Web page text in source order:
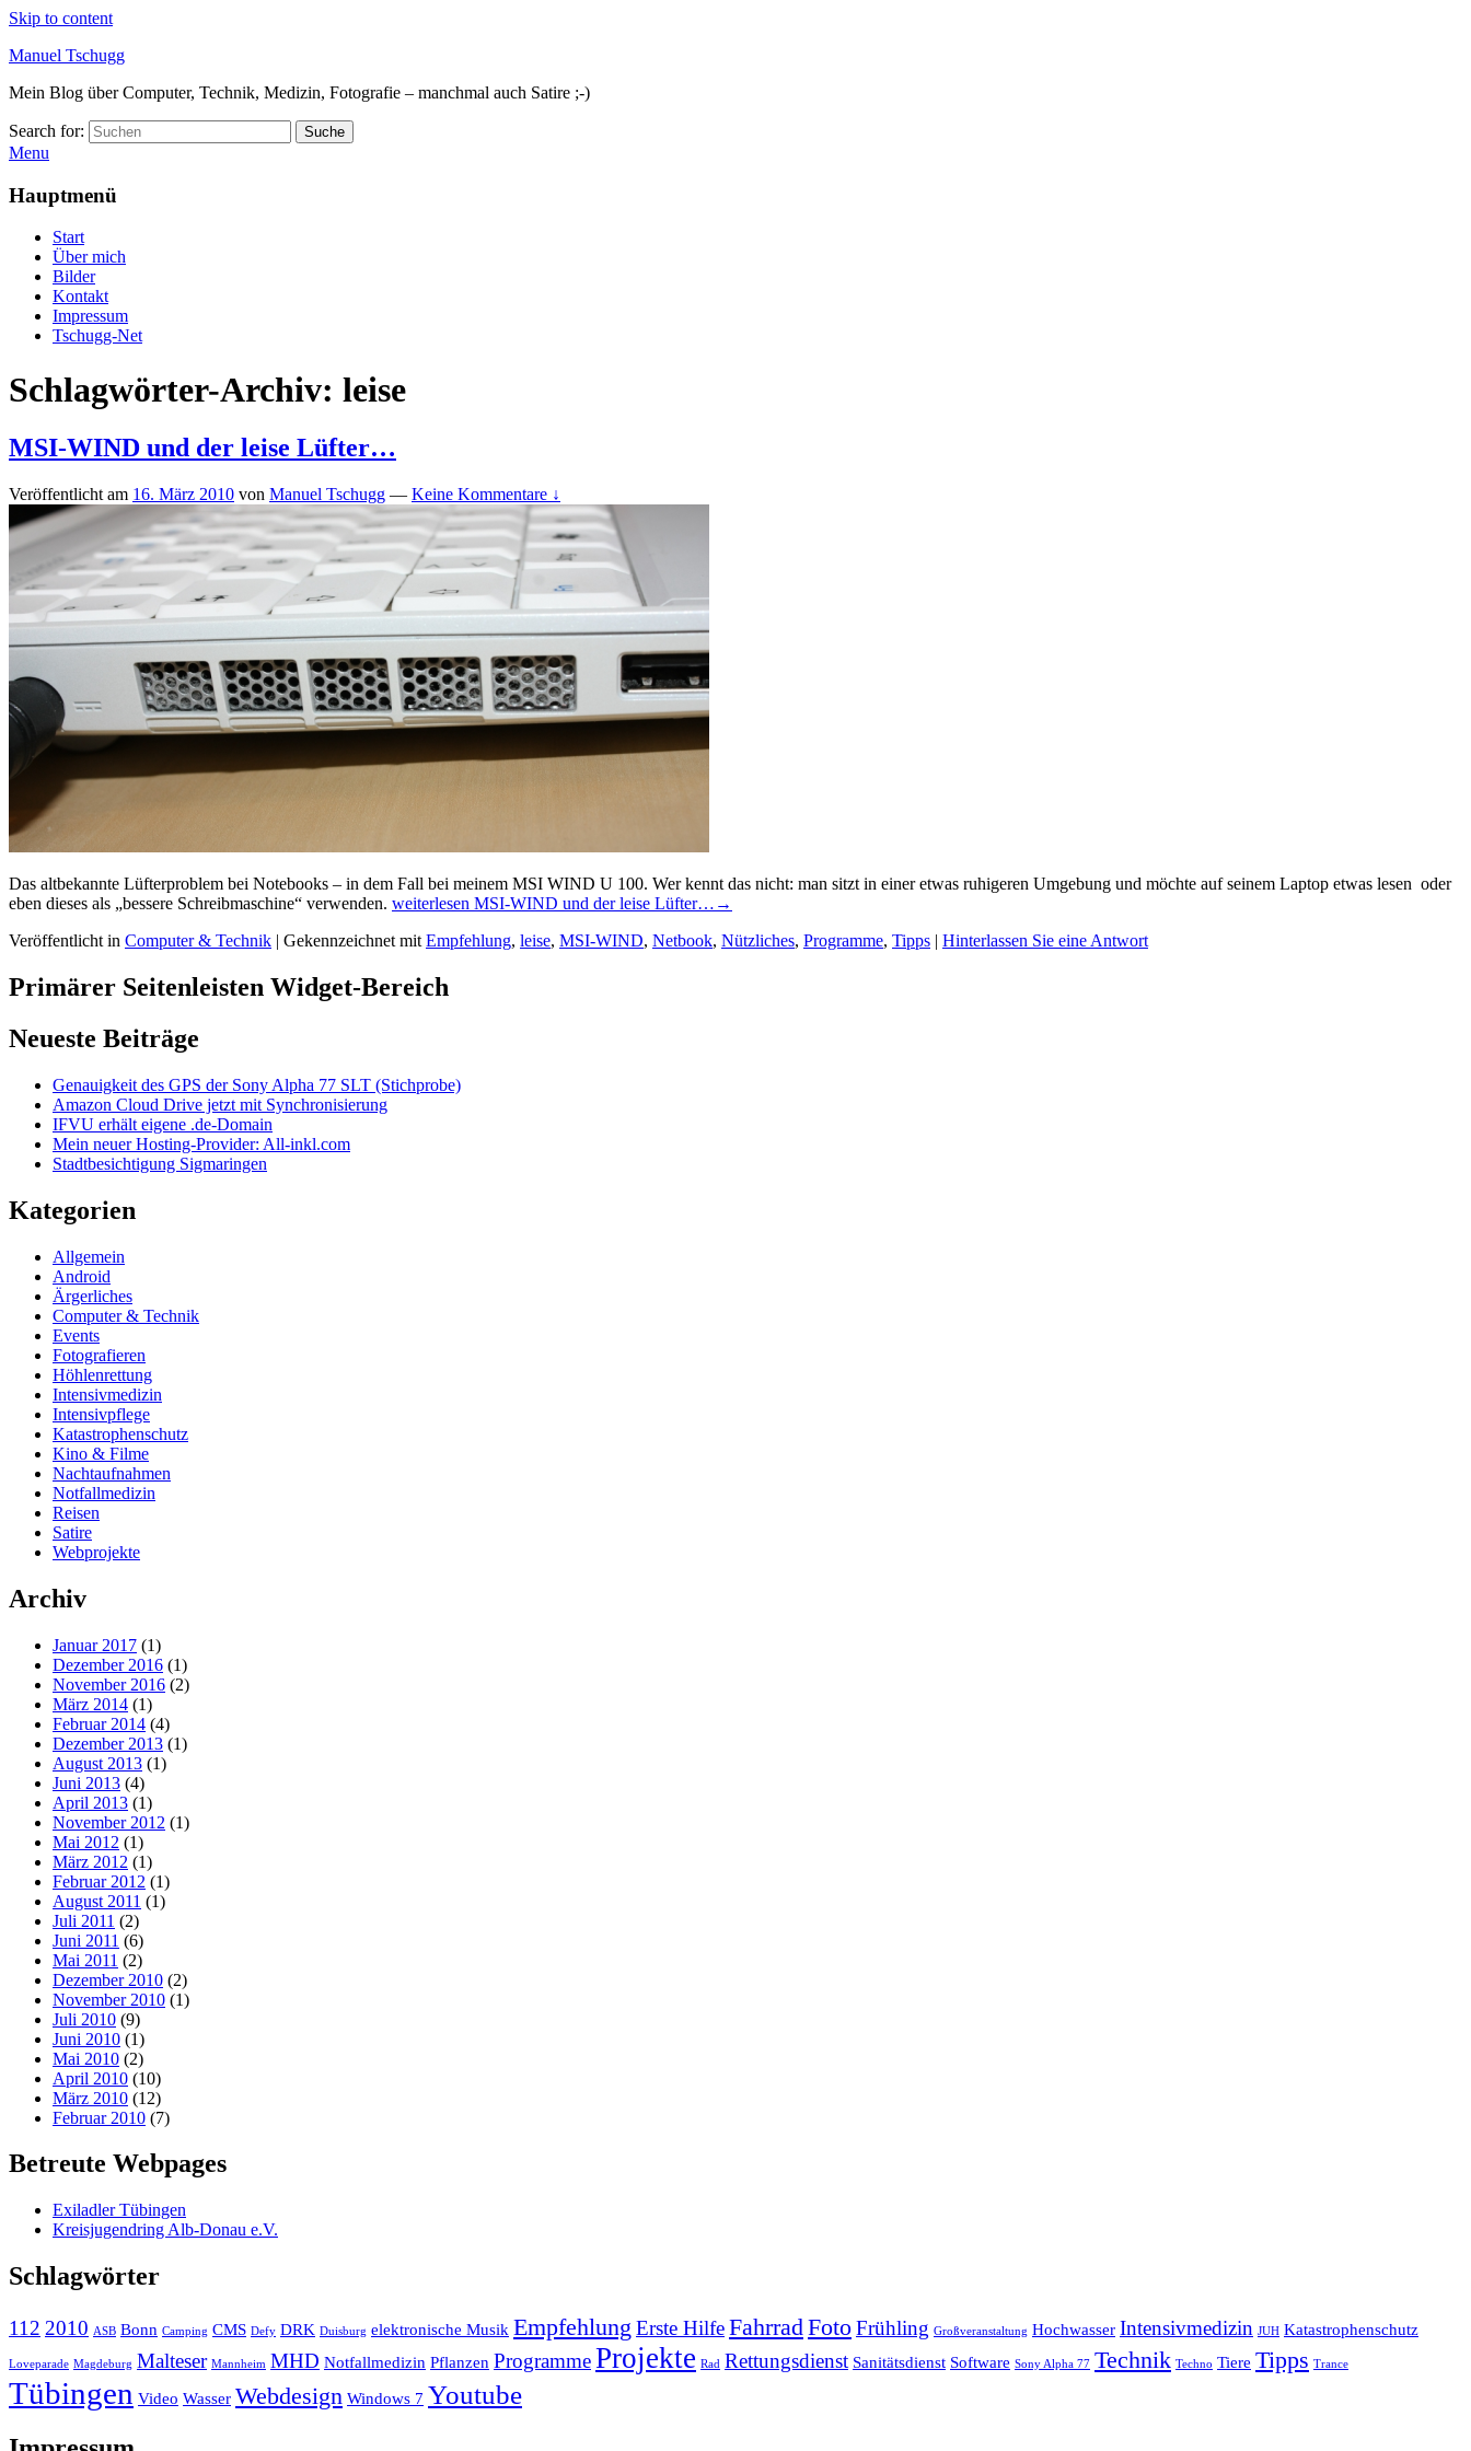
Skip to content
Manuel Tschugg
Mein Blog über Computer, Technik, Medizin, Fotografie – manchmal auch Satire ;-)
Search for: Suche
Menu
Hauptmenü
Start
Über mich
Bilder
Kontakt
Impressum
Tschugg-Net
Schlagwörter-Archiv: leise
MSI-WIND und der leise Lüfter…
Veröffentlicht am 16. März 2010 von Manuel Tschugg — Keine Kommentare ↓
Das altbekannte Lüfterproblem bei Notebooks – in dem Fall bei meinem MSI WIND U 100. Wer kennt das nicht: man sitzt in einer etwas ruhigeren Umgebung und möchte auf seinem Laptop etwas lesen oder
eben dieses als „bessere Schreibmaschine“ verwenden. weiterlesen MSI-WIND und der leise Lüfter… →
Veröffentlicht in Computer & Technik | Gekennzeichnet mit Empfehlung, leise, MSI-WIND, Netbook, Nützliches, Programme, Tipps | Hinterlassen Sie eine Antwort
Primärer Seitenleisten Widget-Bereich
Neueste Beiträge
Genauigkeit des GPS der Sony Alpha 77 SLT (Stichprobe)
Amazon Cloud Drive jetzt mit Synchronisierung
IFVU erhält eigene .de-Domain
Mein neuer Hosting-Provider: All-inkl.com
Stadtbesichtigung Sigmaringen
Kategorien
Allgemein
Android
Ärgerliches
Computer & Technik
Events
Fotografieren
Höhlenrettung
Intensivmedizin
Intensivpflege
Katastrophenschutz
Kino & Filme
Nachtaufnahmen
Notfallmedizin
Reisen
Satire
Webprojekte
Archiv
Januar 2017 (1)
Dezember 2016 (1)
November 2016 (2)
März 2014 (1)
Februar 2014 (4)
Dezember 2013 (1)
August 2013 (1)
Juni 2013 (4)
April 2013 (1)
November 2012 (1)
Mai 2012 (1)
März 2012 (1)
Februar 2012 (1)
August 2011 (1)
Juli 2011 (2)
Juni 2011 (6)
Mai 2011 (2)
Dezember 2010 (2)
November 2010 (1)
Juli 2010 (9)
Juni 2010 (1)
Mai 2010 (2)
April 2010 (10)
März 2010 (12)
Februar 2010 (7)
Betreute Webpages
Exiladler Tübingen
Kreisjugendring Alb-Donau e.V.
Schlagwörter
112 2010 ASB Bonn Camping CMS Defy DRK Duisburg elektronische Musik Empfehlung Erste HilfeFahrradFotoFrühling Großveranstaltung Hochwasser Intensivmedizin JUH Katastrophenschutz
Loveparade Magdeburg Malteser Mannheim MHD Notfallmedizin Pflanzen ProgrammeProjekte Rad Rettungsdienst Sanitätsdienst Software Sony Alpha 77 Technik Techno Tiere Tipps Trance
Tübingen Video Wasser Webdesign Windows 7 Youtube